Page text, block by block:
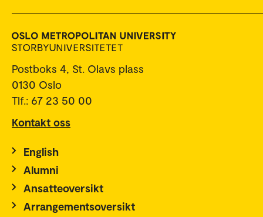
Postboks 4, St. Olavs plass
0130 Oslo
Tlf.: 67 23 50 00
Kontakt oss
English
Alumni
Ansatteoversikt
Arrangementsoversikt